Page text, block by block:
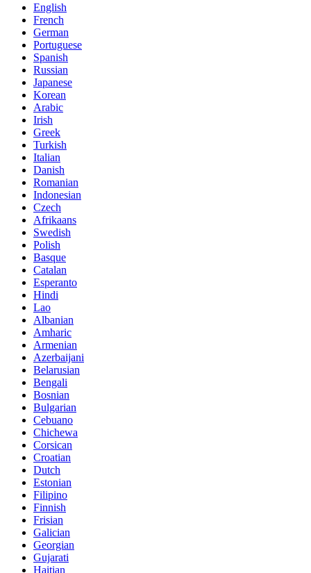
English
French
German
Portuguese
Spanish
Russian
Japanese
Korean
Arabic
Irish
Greek
Turkish
Italian
Danish
Romanian
Indonesian
Czech
Afrikaans
Swedish
Polish
Basque
Catalan
Esperanto
Hindi
Lao
Albanian
Amharic
Armenian
Azerbaijani
Belarusian
Bengali
Bosnian
Bulgarian
Cebuano
Chichewa
Corsican
Croatian
Dutch
Estonian
Filipino
Finnish
Frisian
Galician
Georgian
Gujarati
Haitian